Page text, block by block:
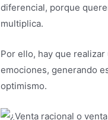
diferencial, porque
multiplica.
Por ello, hay que
emociones, generando
optimismo.